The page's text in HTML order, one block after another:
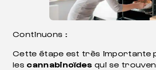
Continuons :
Cette étape est très importante
les cannabinoïdes qui se